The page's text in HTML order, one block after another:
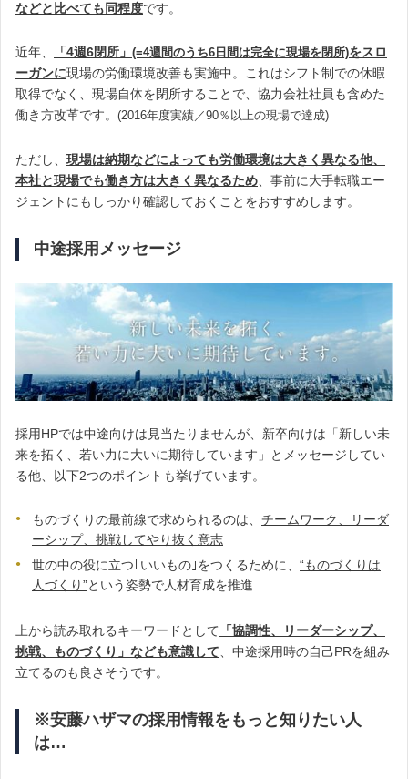
などと比べても同程度です。
近年、 「4週6閉所」 (=4週間のうち6日間は完全に現場を閉所)をスロ
ーガンに現場の労働環境改善も実施中。これはシフト制での休暇
取得でなく、現場自体を閉所することで、協力会社社員も含めた
働き方改革です。 (2016年度実績／90％以上の現場で達成)
ただし、 現場は納期などによっても労働環境は大きく異なる他、
本社と現場でも働き方は大きく異なるため 、事前に大手転職エー
ジェントにもしっかり確認しておくことをおすすめします。
中途採用メッセージ
採用HPでは中途向けは見当たりませんが、新卒向けは「新しい未
来を拓く、若い力に大いに期待しています」とメッセージしてい
る他、以下2つのポイントも挙げています。
ものづくりの最前線で求められるのは、 チームワーク、リーダ
ーシップ、挑戦してやり抜く意志
世の中の役に立つ｢いいもの｣をつくるために、 “ものづくりは
人づくり”という姿勢で人材育成を推進
上から読み取れるキーワードとして 「協調性、リーダーシップ、
挑戦、ものづくり」なども意識して、中途採用時の自己PRを組み
立てるのも良さそうです。
※安藤ハザマの採用情報をもっと知りたい人
は…